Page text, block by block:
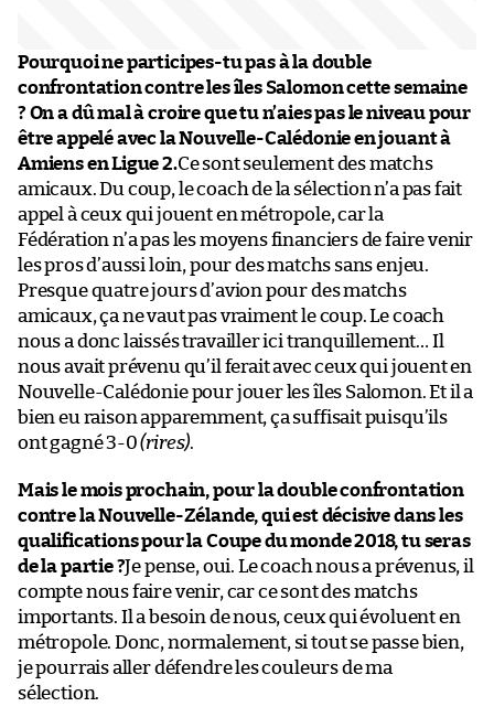
Pourquoi ne participes-tu pas à la double
confrontation contre les îles Salomon cette semaine
? On a dû mal à croire que tu n’aies pas le niveau pour
être appelé avec la Nouvelle-Calédonie en jouant à
Amiens en Ligue 2.Ce sont seulement des matchs
amicaux. Du coup, le coach de la sélection n’a pas fait
appel à ceux qui jouent en métropole, car la
Fédération n’a pas les moyens financiers de faire venir
les pros d’aussi loin, pour des matchs sans enjeu.
Presque quatre jours d’avion pour des matchs
amicaux, ça ne vaut pas vraiment le coup. Le coach
nous a donc laissés travailler ici tranquillement… Il
nous avait prévenu qu’il ferait avec ceux qui jouent en
Nouvelle-Calédonie pour jouer les îles Salomon. Et il a
bien eu raison apparemment, ça suffisait puisqu’ils
ont gagné 3-0(rires).
Mais le mois prochain, pour la double confrontation
contre la Nouvelle-Zélande, qui est décisive dans les
qualifications pour la Coupe du monde 2018, tu seras
de la partie ?Je pense, oui. Le coach nous a prévenus, il
compte nous faire venir, car ce sont des matchs
importants. Il a besoin de nous, ceux qui évoluent en
métropole. Donc, normalement, si tout se passe bien,
je pourrais aller défendre les couleurs de ma
sélection.